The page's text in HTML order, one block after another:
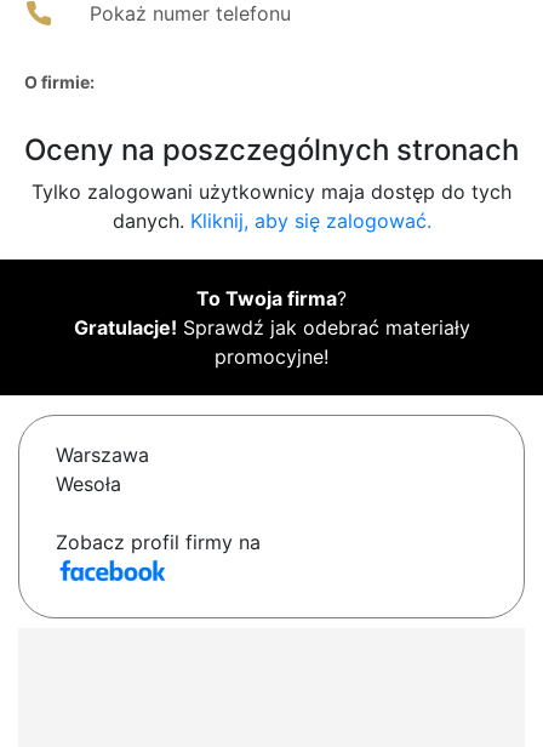
Pokaż numer telefonu
O firmie:
Oceny na poszczególnych stronach
Tylko zalogowani użytkownicy maja dostęp do tych
danych. Kliknij, aby się zalogować.
To Twoja firma?
Gratulacje! Sprawdź jak odebrać materiały
promocyjne!
Warszawa
Wesoła
Zobacz profil firmy na